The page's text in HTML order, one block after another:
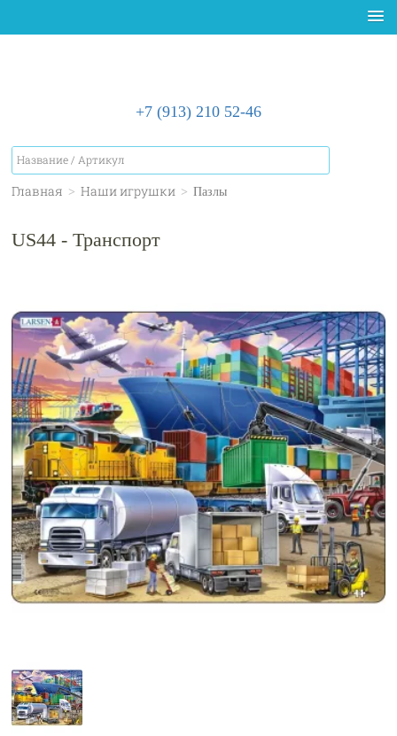
+7 (913) 210 52-46
Главная > Наши игрушки > Пазлы
US44 - Транспорт